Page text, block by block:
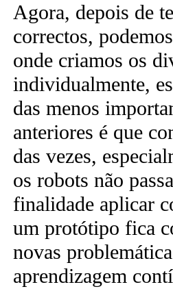
Agora, depois de
correctos,
onde criamos os
individualmente,
das menos
anteriores é que
das vezes,
os robots não
finalidade aplicar
um protótipo fica
novas
aprendizagem